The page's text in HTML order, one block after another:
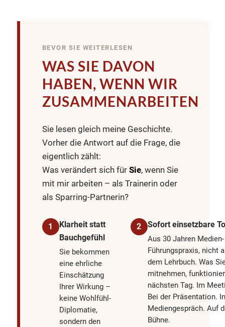
BEVOR SIE WEITERLESEN
WAS SIE DAVON
HABEN, WENN WIR
ZUSAMMENARBEITEN
Sie lesen gleich meine Geschichte.
Vorher die Antwort auf die Frage, die
eigentlich zählt:
Was verändert sich für Sie, wenn Sie
mit mir arbeiten – als Trainerin oder
als Sparring-Partnerin?
1
Klarheit statt
Bauchgefühl
Sie bekommen
eine ehrliche
Einschätzung
Ihrer Wirkung –
keine Wohlfühl-
Diplomatie,
sondern den
2 Sofort einsetzbare
Aus 30 Jahren
Führungspraxis, nicht
dem Lehrbuch. Was
mitnehmen,
nächsten Tag. Im
Bei der Präsentation.
Mediengespräch. Auf
Bühne.